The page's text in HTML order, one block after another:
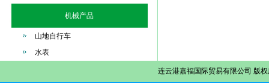
机械产品
山地自行车
水表
连云港嘉福国际贸易有限公司 版